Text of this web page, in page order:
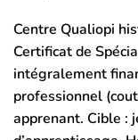
Centre Qualiopi
Certificat de
intégralement
professionnel
apprenant. Cible :